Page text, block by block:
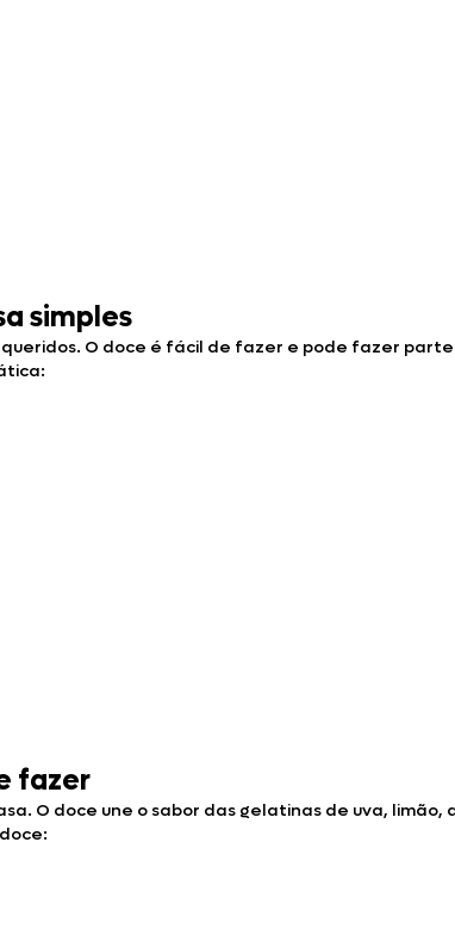
simples
O doce é fácil de fazer e pode fazer parte
fazer
O doce une o sabor das gelatinas de uva,